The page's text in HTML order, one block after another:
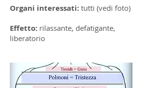
Organi interessati: tutti (vedi foto)
Effetto: rilassante, defatigante,
liberatorio